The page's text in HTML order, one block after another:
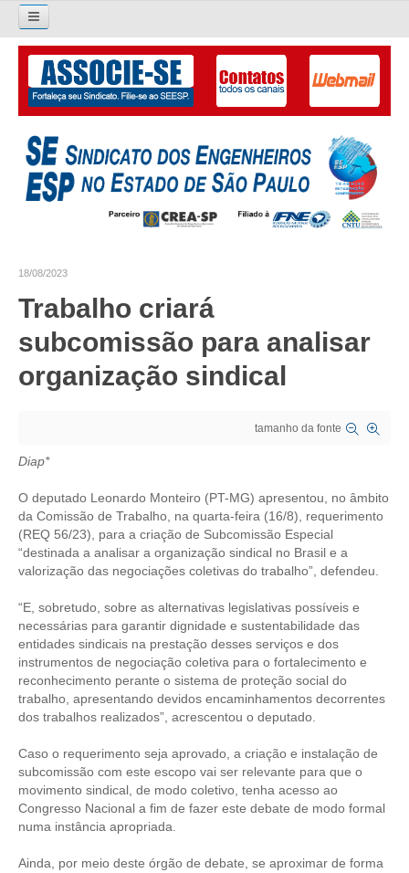
Pesquisar...
O SINDICATO
APRESENTAÇÃO
PALAVRA DO PRESIDENTE
SUBSEDES SINDICAIS
GALERIA EX-PRESIDENTES
HISTÓRICO E ATUAÇÃO
COMPOSIÇÃO
PERSONALIDADES DA TECNOLOGIA
NÚCLEO DA MULHER ENGENHEIRA
TRANSPARÊNCIA
CONSULTORIA
ACORDOS, CONVENÇÕES E DISSÍDIOS
18/08/2023
Trabalho criará
subcomissão para analisar
organização sindical
tamanho da fonte
Diap*
O deputado Leonardo Monteiro (PT-MG) apresentou, no âmbito
da Comissão de Trabalho, na quarta-feira (16/8), requerimento
(REQ 56/23), para a criação de Subcomissão Especial
“destinada a analisar a organização sindical no Brasil e a
valorização das negociações coletivas do trabalho”, defendeu.
“E, sobretudo, sobre as alternativas legislativas possíveis e
necessárias para garantir dignidade e sustentabilidade das
entidades sindicais na prestação desses serviços e dos
instrumentos de negociação coletiva para o fortalecimento e
reconhecimento perante o sistema de proteção social do
trabalho, apresentando devidos encaminhamentos decorrentes
dos trabalhos realizados”, acrescentou o deputado.
Caso o requerimento seja aprovado, a criação e instalação de
subcomissão com este escopo vai ser relevante para que o
movimento sindical, de modo coletivo, tenha acesso ao
Congresso Nacional a fim de fazer este debate de modo formal
numa instância apropriada.
Ainda, por meio deste órgão de debate, se aproximar de forma